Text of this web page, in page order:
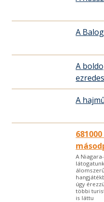
A
A
A
A
álomszerű
úgy
többi
is láttu